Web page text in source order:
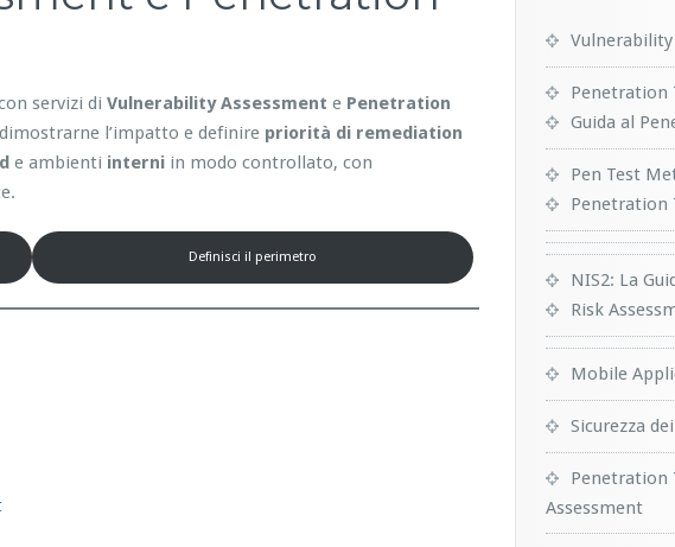
servizi di Vulnerability Assessment e Penetration
l’impatto e definire priorità di remediation
e ambienti interni in modo controllato, con
Definisci il perimetro
Penetration
Guida al
Pen Test
Penetration
NIS2: La
Risk
Mobile
Sicurezza
Penetration
Assessment